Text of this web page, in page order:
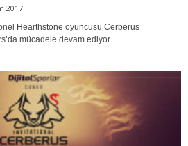
2017
Hearthstone oyuncusu Cerberus
mücadele devam ediyor.